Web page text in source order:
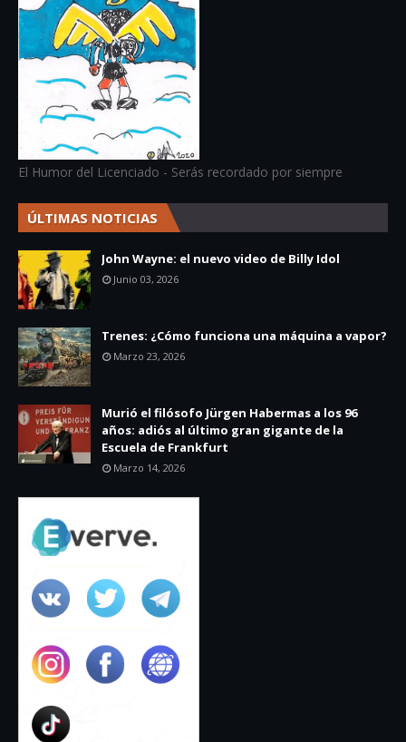
El Humor del Licenciado - Serás recordado por siempre
ÚLTIMAS NOTICIAS
John Wayne: el nuevo video de Billy Idol
Junio 03, 2026
Trenes: ¿Cómo funciona una máquina a vapor?
Marzo 23, 2026
Murió el filósofo Jürgen Habermas a los 96
años: adiós al último gran gigante de la
Escuela de Frankfurt
Marzo 14, 2026